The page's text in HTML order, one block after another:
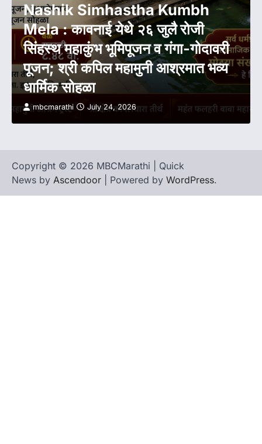
Nashik Simhastha Kumbh
Mela : कावनाई येथे २६ जुलै रोजी
सिंहस्थ महाकुंभ भूमिपूजन व गंगा-गोदावरी
पूजन; श्री कपिल महामुनी आश्रमात भव्य
धार्मिक सोहळा
mbcmarathi July 24, 2026
Copyright © 2026 MBCMarathi | Quick
News by Ascendoor | Powered by WordPress.